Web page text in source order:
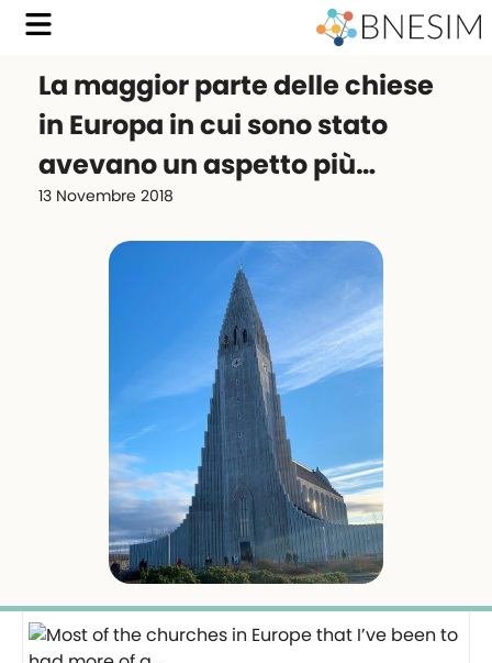
La maggior parte delle chiese
in Europa in cui sono stato
avevano un aspetto più…
13 Novembre 2018